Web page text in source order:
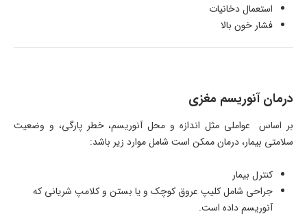
استعمال دخانیات
فشار خون بالا
درمان آنوریسم مغزی
بر اساس عواملی مثل اندازه و محل آنوریسم، خطر پارگی، و وضعیت
سلامتی بیمار، درمان ممکن است شامل موارد زیر باشد:
کنترل بیمار
جراحی شامل کلیپ عروق کوچک و یا بستن و کلامپ شریانی که
آنوریسم داده است.